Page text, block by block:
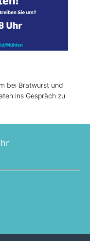
bei Bratwurst und
ins Gespräch zu